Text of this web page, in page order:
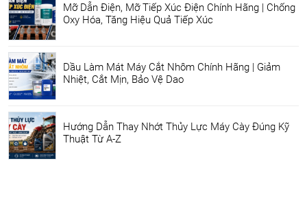
Mỡ Dẫn Điện, Mỡ Tiếp Xúc Điện Chính Hãng | Chống
Oxy Hóa, Tăng Hiệu Quả Tiếp Xúc
Dầu Làm Mát Máy Cắt Nhôm Chính Hãng | Giảm
Nhiệt, Cắt Mịn, Bảo Vệ Dao
Hướng Dẫn Thay Nhớt Thủy Lực Máy Cày Đúng Kỹ
Thuật Từ A-Z